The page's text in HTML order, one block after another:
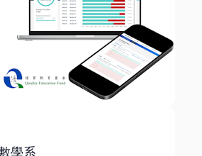
學系